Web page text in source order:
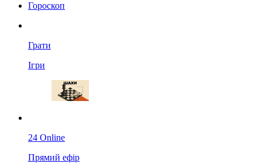
Гороскоп
Грати
Ігри
24 Online
Прямий ефір